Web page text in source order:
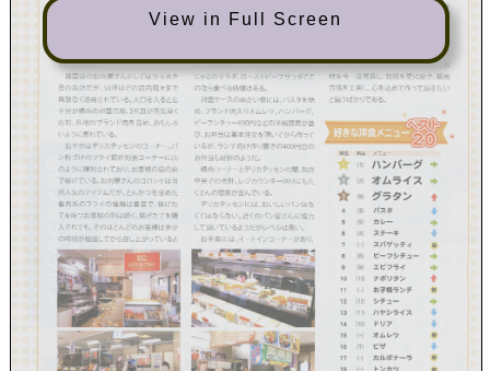
View in Full Screen